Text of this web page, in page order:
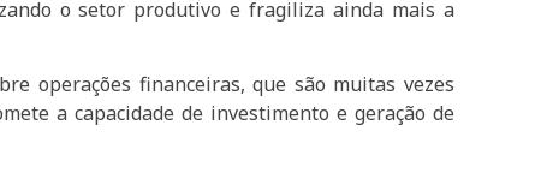
o setor produtivo e fragiliza ainda mais a
operações financeiras, que são muitas vezes
a capacidade de investimento e geração de